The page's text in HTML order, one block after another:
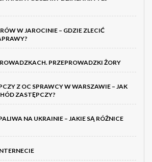
W JAROCINIE – GDZIE ZLECIĆ
PRZEPROWADZKI ŻORY
Z OC SPRAWCY W WARSZAWIE – JAK
ZASTĘPCZY?
NA UKRAINIE – JAKIE SĄ RÓŻNICE